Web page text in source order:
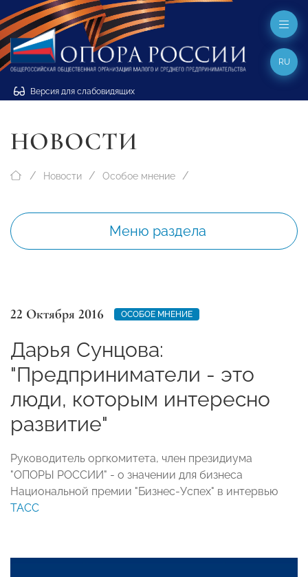
Версия для слабовидящих
RU
НОВОСТИ
Новости Особое мнение
Меню раздела
22 Октября 2016 ОСОБОЕ МНЕНИЕ
Дарья Сунцова:
"Предприниматели - это
люди, которым интересно
развитие"
Руководитель оргкомитета, член президиума
"ОПОРЫ РОССИИ" - о значении для бизнеса
Национальной премии "Бизнес-Успех" в интервью
ТАСС